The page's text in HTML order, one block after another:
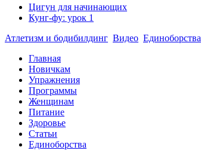
Цигун для начинающих
Кунг-фу: урок 1
Атлетизм и бодибилдинг Видео Единоборства
Главная
Новичкам
Упражнения
Программы
Женщинам
Питание
Здоровье
Статьи
Единоборства